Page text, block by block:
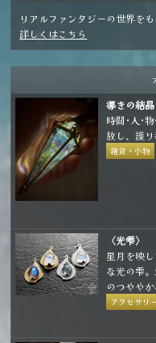
リアルファンタジーの世界を
詳しくはこちら
導きの結晶
時間･人･
放し、護り
雑貨・小物
〈光雫〉
星月を映
な光の雫。清
のつやや
イトとレ
ーチから
アクセサリ